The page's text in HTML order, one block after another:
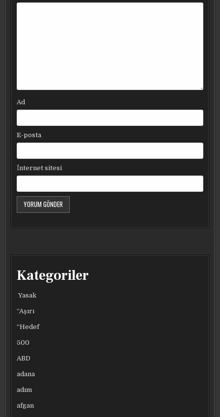
Ad
E-posta
İnternet sitesi
Kategoriler
Yasak
“Aşırı
“Hedef
500
ABD
adana
adım
afgan